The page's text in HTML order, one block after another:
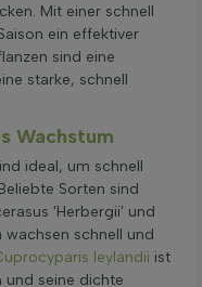
Mit einer schnell
ein effektiver
sind eine
starke, schnell
Wachstum
ideal, um schnell
Sorten sind
'Herbergii' und
wachsen schnell und
leylandii ist
und seine dichte